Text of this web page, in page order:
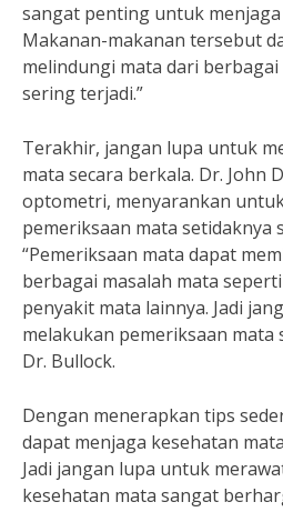
sangat penting untuk
Makanan-makanan tersebut
melindungi mata dari
sering terjadi.”
Terakhir, jangan lupa untuk
mata secara berkala. Dr. John
optometri, menyarankan
pemeriksaan mata setidaknya
“Pemeriksaan mata dapat
berbagai masalah mata
penyakit mata lainnya. Jadi
melakukan pemeriksaan mata
Dr. Bullock.
Dengan menerapkan tips
dapat menjaga kesehatan
Jadi jangan lupa untuk
kesehatan mata sangat